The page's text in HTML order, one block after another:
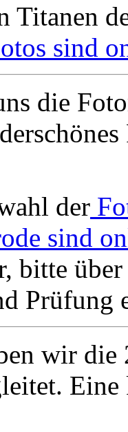
Titanen
sind
die
der
sind
bitte
Prüfung
wir die